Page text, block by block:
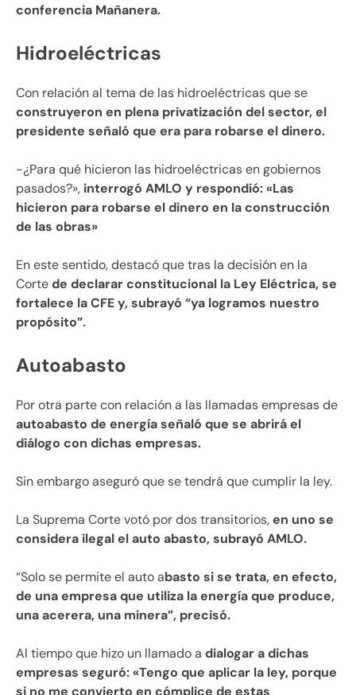
conferencia Mañanera.
Hidroeléctricas
Con relación al tema de las hidroeléctricas que se
construyeron en plena privatización del sector, el
presidente señaló que era para robarse el dinero.
-¿Para qué hicieron las hidroeléctricas en gobiernos
pasados?», interrogó AMLO y respondió: «Las
hicieron para robarse el dinero en la construcción
de las obras»
En este sentido, destacó que tras la decisión en la
Cortede declarar constitucional la Ley Eléctrica, se
fortalece la CFE y, subrayó “ya logramos nuestro
propósito”.
Autoabasto
Por otra parte con relación a las llamadas empresas de
autoabasto de energía señaló que se abrirá el
diálogo con dichas empresas.
Sin embargo aseguró que se tendrá que cumplir la ley.
La Suprema Corte votó por dos transitorios,en uno se
considera ilegal el auto abasto, subrayó AMLO.
“Solo se permite el auto abasto si se trata, en efecto,
de una empresa que utiliza la energía que produce,
una acerera, una minera”, precisó.
Al tiempo que hizo un llamado a dialogar a dichas
empresas seguró: «Tengo que aplicar la ley, porque
si no me convierto en cómplice de estas